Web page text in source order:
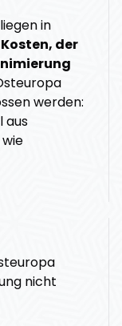
liegen in
der
werden:
aus
nicht